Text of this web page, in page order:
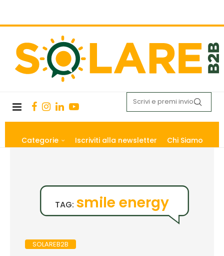
Categorie Iscriviti alla newsletter Chi Siamo
TAG: smile energy
SOLAREB2B